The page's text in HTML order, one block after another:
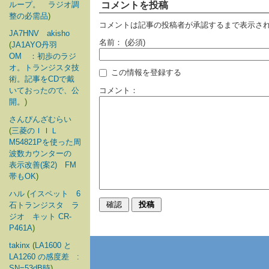
ループ。 ラジオ調
整の必需品)
JA7HNV akisho
(JA1AYO丹羽
OM ：初歩のラジ
オ。トランジスタ技
術。記事をCDで戴
いておったので、公
開。 )
さんぴんざむらい
(三菱のＩＩＬ
M54821Pを使った周
波数カウンターの
表示改善(案2) FM
帯もOK)
ハル (イスペット 6
石トランジスタ ラ
ジオ キット CR-
P461A)
takinx (LA1600 と
LA1260 の感度差 :
コメントを投稿
コメントは記事の投稿者が承認するまで表示さ
名前： (必須)
この情報を登録する
コメント：